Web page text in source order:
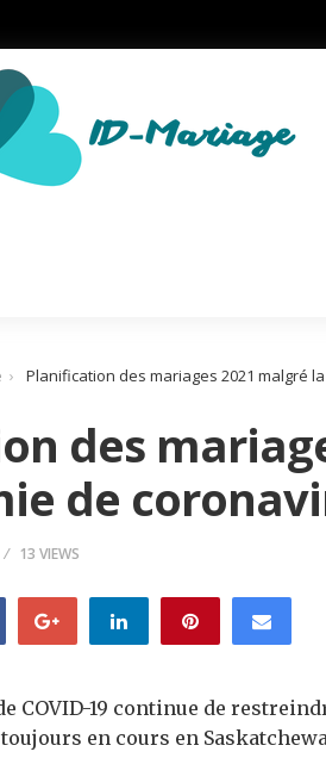
Planification des mariages 2021 malgré
des
de
13 VIEWS
COVID-19 continue de
en cours en